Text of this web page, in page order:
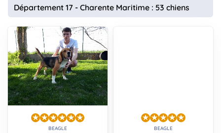
Département 17 - Charente Maritime : 53 chiens
BEAGLE BEAGLE